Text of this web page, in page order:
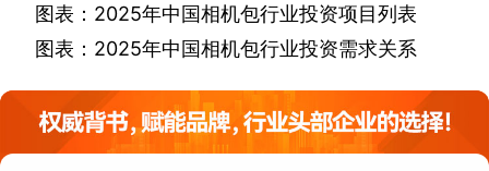
图表： 2025年中国相机包行业投资项目列表
图表： 2025年中国相机包行业投资需求关系